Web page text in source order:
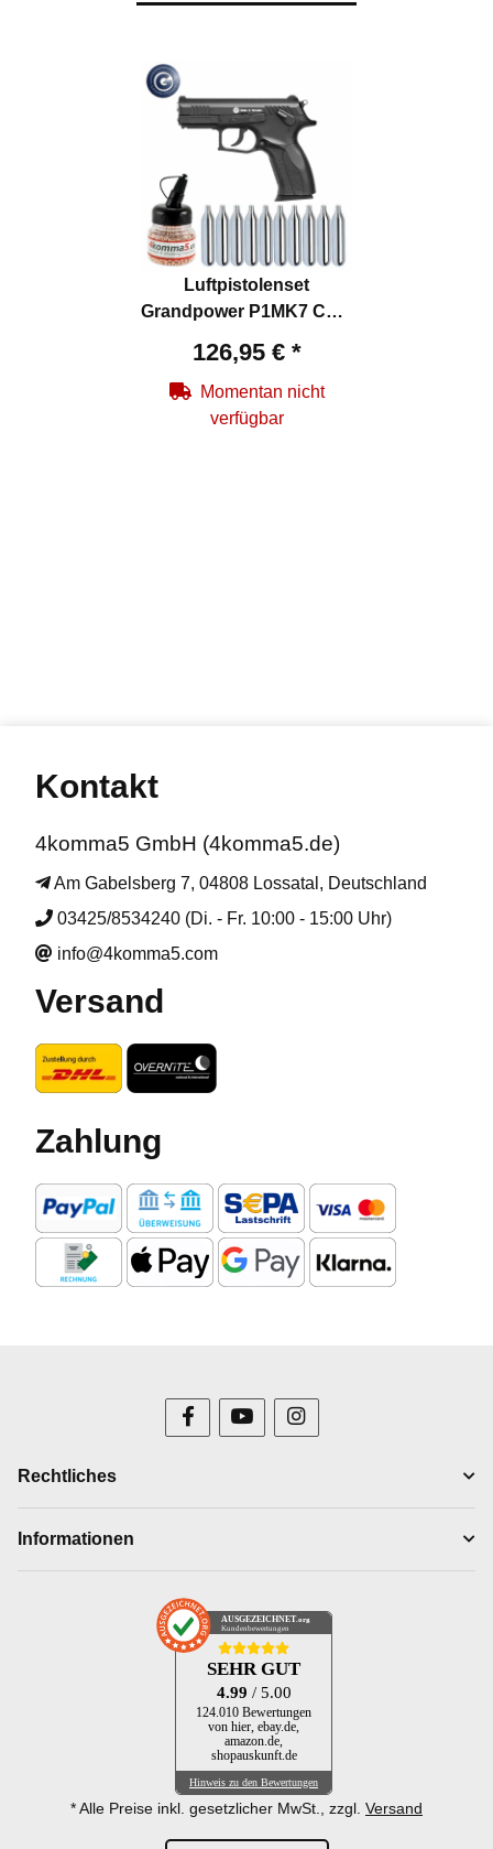
Luftpistolenset
Grandpower P1MK7 Co2-
Kaliber 4,5 mm Stahl BB
(P18) + 10 Co2-Kapseln +
1500 Stahl-BB's
126,95 € *
Momentan nicht
verfügbar
Kontakt
4komma5 GmbH (4komma5.de)
Am Gabelsberg 7, 04808 Lossatal, Deutschland
03425/8534240 (Di. - Fr. 10:00 - 15:00 Uhr)
info@4komma5.com
Versand
Zahlung
Rechtliches
Informationen
AUSGEZEICHNET .org
Kundenbewertungen
SEHR GUT
4.99 / 5.00
124.010 Bewertungen
von hier, ebay.de,
amazon.de,
shopauskunft.de
Hinweis zu den Bewertungen
* Alle Preise inkl. gesetzlicher MwSt., zzgl. Versand